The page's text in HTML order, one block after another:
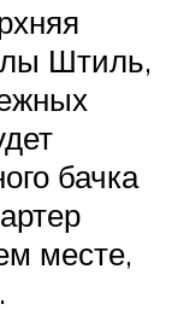
Штиль,
бачка
месте,